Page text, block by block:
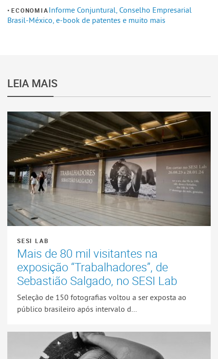
ECONOMIAInforme Conjuntural, Conselho Empresarial
Brasil-México, e-book de patentes e muito mais
LEIA MAIS
SESI LAB
Mais de 80 mil visitantes na
exposição “Trabalhadores”, de
Sebastião Salgado, no SESI Lab
Seleção de 150 fotografias voltou a ser exposta ao
público brasileiro após intervalo d...